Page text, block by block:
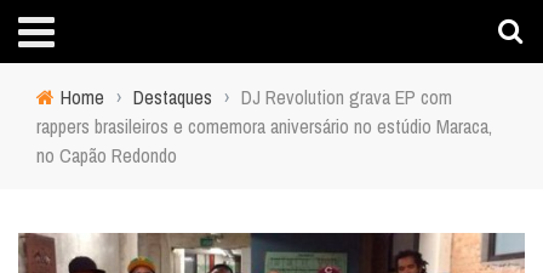
Home › Destaques › DJ Revolution grava EP com
rappers brasileiros e comemora aniversário no estúdio Maraca,
no Capão Redondo